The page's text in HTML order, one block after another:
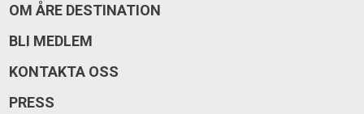
OM ÅRE DESTINATION
BLI MEDLEM
KONTAKTA OSS
PRESS